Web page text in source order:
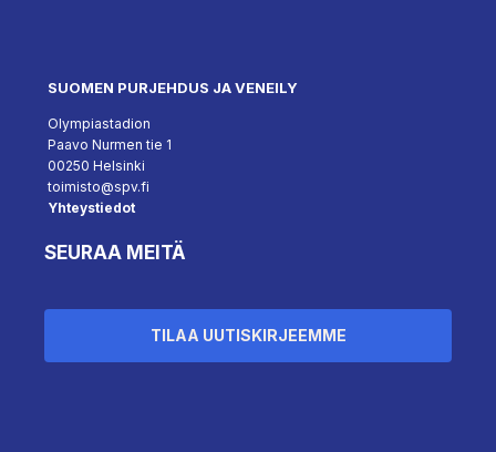
SUOMEN PURJEHDUS JA VENEILY
Olympiastadion
Paavo Nurmen tie 1
00250 Helsinki
toimisto@spv.fi
Yhteystiedot
SEURAA MEITÄ
TILAA UUTISKIRJEEMME